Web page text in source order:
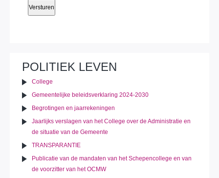
POLITIEK LEVEN
College
Gemeentelijke beleidsverklaring 2024-2030
Begrotingen en jaarrekeningen
Jaarlijks verslagen van het College over de Administratie en
de situatie van de Gemeente
TRANSPARANTIE
Publicatie van de mandaten van het Schepencollege en van
de voorzitter van het OCMW